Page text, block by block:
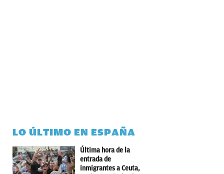
LO ÚLTIMO EN ESPAÑA
Última hora de la
entrada de
inmigrantes a Ceuta,